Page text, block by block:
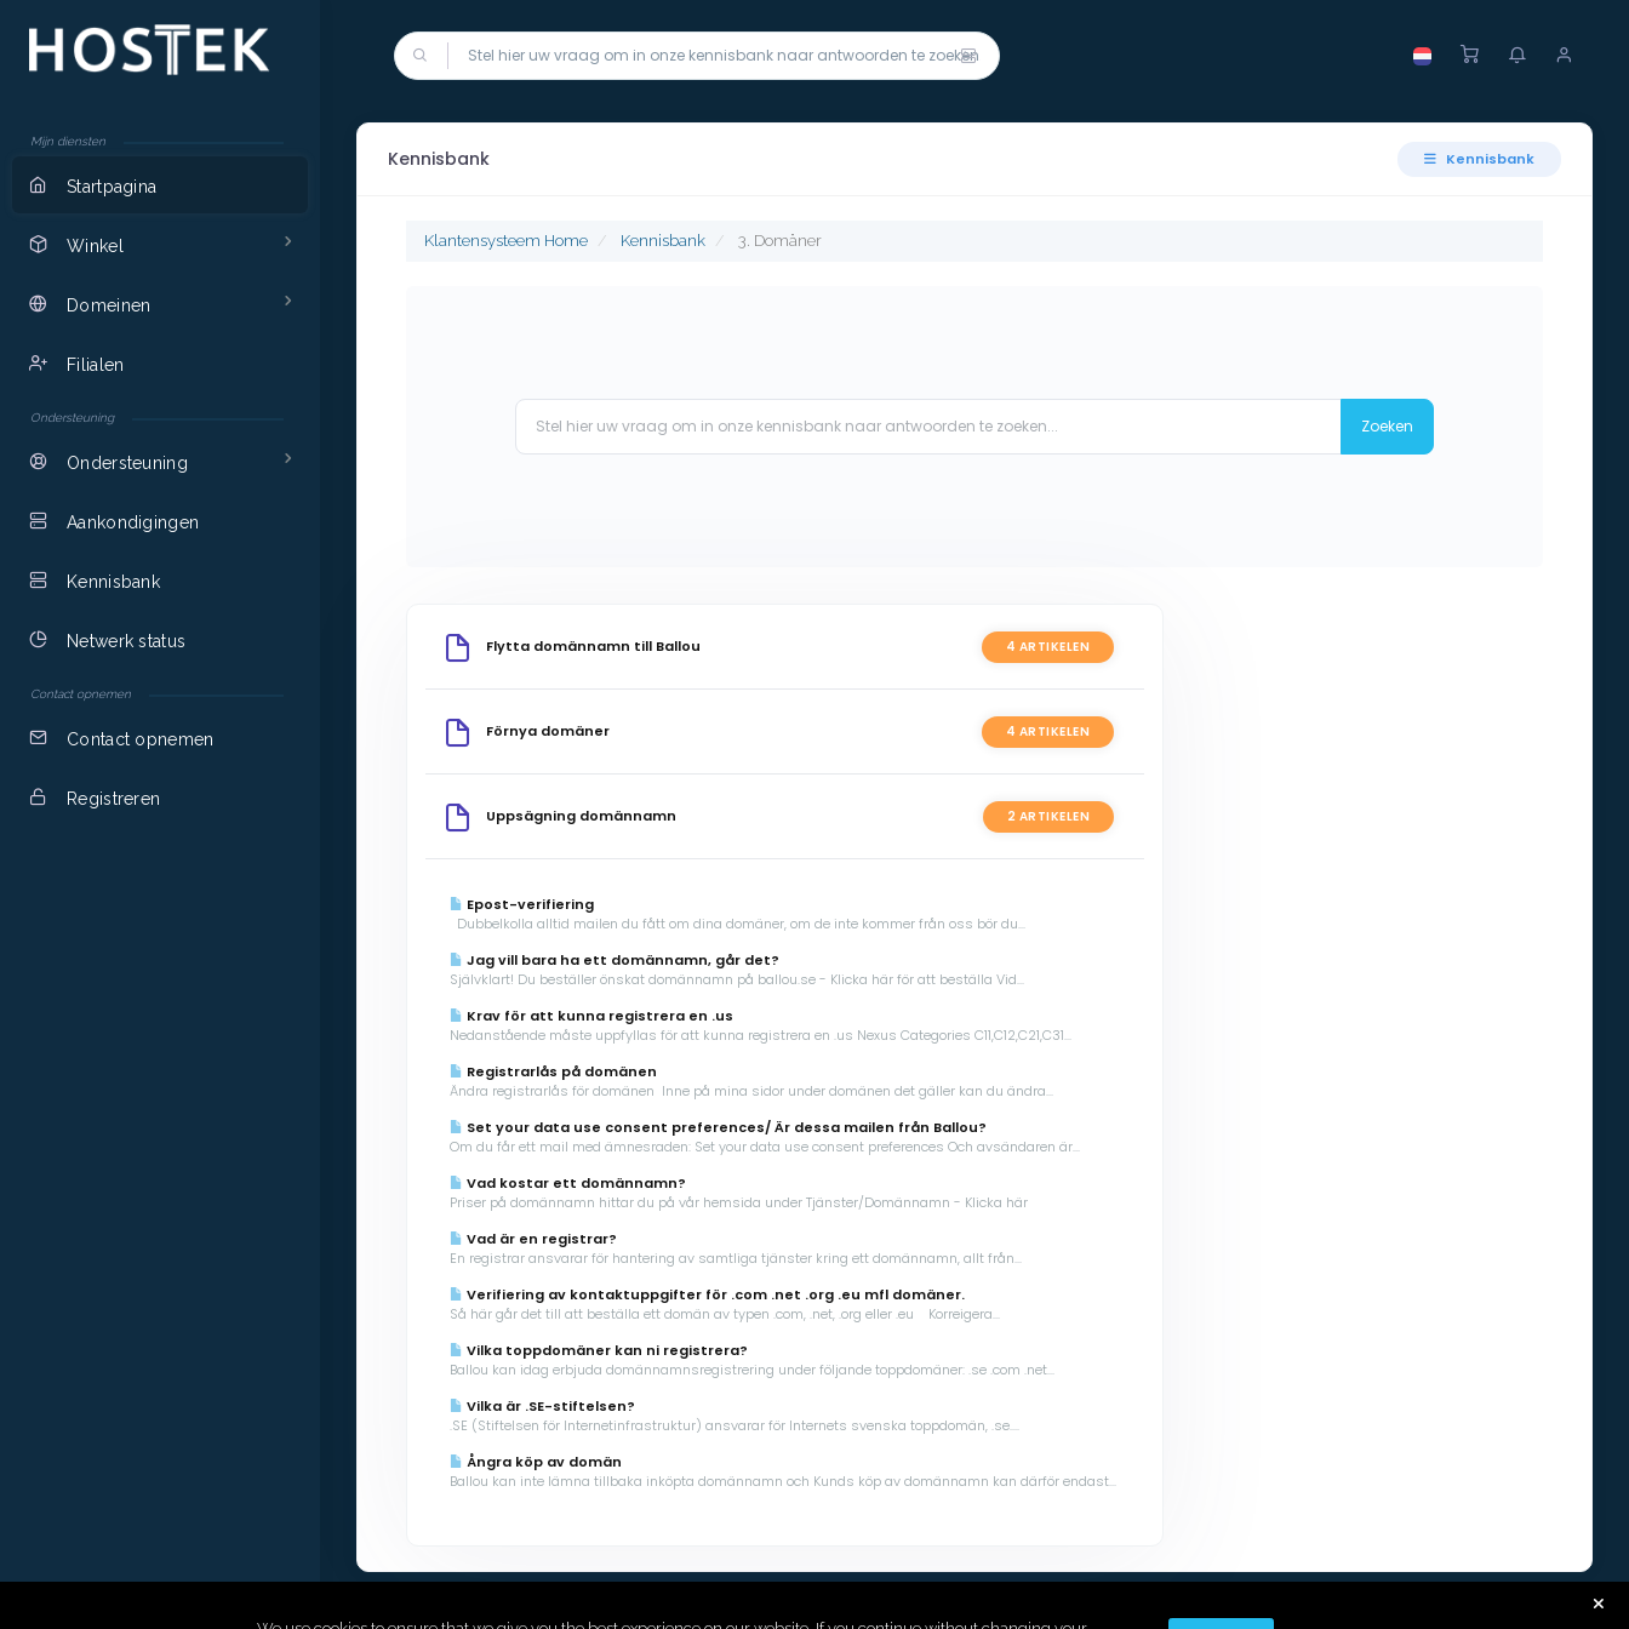
Mijn diensten
Startpagina
Winkel
Domeinen
Filialen
Ondersteuning
Ondersteuning
Aankondigingen
Kennisbank
Netwerk status
Contact opnemen
Contact opnemen
Registreren
Kennisbank Kennisbank
Klantensysteem Home Kennisbank 3. Domäner
Flytta domännamn till Ballou 4 ARTIKELEN
Förnya domäner 4 ARTIKELEN
Uppsägning domännamn 2 ARTIKELEN
Epost-verifiering
Dubbelkolla alltid mailen du fått om dina domäner, om de inte kommer från oss bör du...
Jag vill bara ha ett domännamn, går det?
Självklart! Du beställer önskat domännamn på ballou.se - Klicka här för att beställa Vid...
Krav för att kunna registrera en .us
Nedanstående måste uppfyllas för att kunna registrera en .us Nexus Categories C11,C12,C21,C31...
Registrarlås på domänen
Ändra registrarlås för domänen Inne på mina sidor under domänen det gäller kan du ändra...
Set your data use consent preferences/ Är dessa mailen från Ballou?
Om du får ett mail med ämnesraden: Set your data use consent preferences Och avsändaren är...
Vad kostar ett domännamn?
Priser på domännamn hittar du på vår hemsida under Tjänster/Domännamn - Klicka här
Vad är en registrar?
En registrar ansvarar för hantering av samtliga tjänster kring ett domännamn, allt från...
Verifiering av kontaktuppgifter för .com .net .org .eu mfl domäner.
Så här går det till att beställa ett domän av typen .com, .net, .org eller .eu Korreigera...
Vilka toppdomäner kan ni registrera?
Ballou kan idag erbjuda domännamnsregistrering under följande toppdomäner: .se .com .net...
Vilka är .SE-stiftelsen?
.SE (Stiftelsen för Internetinfrastruktur) ansvarar för Internets svenska toppdomän, .se....
Ångra köp av domän
Ballou kan inte lämna tillbaka inköpta domännamn och Kunds köp av domännamn kan därför endast...